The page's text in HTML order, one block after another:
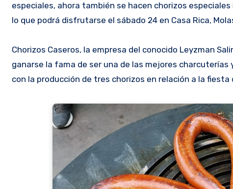
especiales, ahora también se hacen chorizos
lo que podrá disfrutarse el sábado 24 en Casa Rica,
Chorizos Caseros, la empresa del conocido Leyzman
ganarse la fama de ser una de las mejores
con la producción de tres chorizos en relación a la fiesta